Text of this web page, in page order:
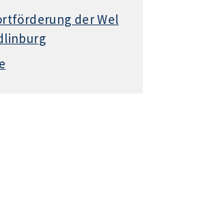
der Wel